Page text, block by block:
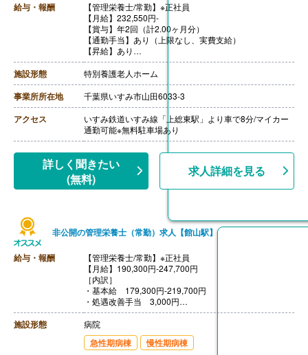
給与・報酬
【管理栄養士/常勤】※正社員
【月給】232,550円-
【賞与】年2回（計2.00ヶ月分）
【通勤手当】あり（上限なし、実費支給）
【昇給】あり
【退職金】あり※共済加入
++++++++++++++++++++
【管理栄養士/非常勤】
【時給】1,300円
【賞与】年2回（計80,000円）
【通勤手当】あり（上限なし、実費支給）
【昇給】あり（2年に1回）
施設形態 特別養護老人ホーム
事業所所在地 千葉県いすみ市山田6033-3
アクセス
いすみ鉄道いすみ線「上総東駅」より車で8分/マイカー
通勤可能※無料駐車場あり
詳しく聞きたい
(無料)
求人詳細を見る
非公開の管理栄養士（常勤）求人【館山駅】
給与・報酬
【管理栄養士/常勤】※正社員
【月給】190,300円-247,700円
［内訳］
・基本給 179,300円-219,700円
・処遇改善手当 3,000円
・技師手当 8,000円‐25,000円 ※技師手当は経験年数
による。
［その他手当］
・認定資格手当 10,000円
施設形態 病院
急性期病棟 慢性期病棟